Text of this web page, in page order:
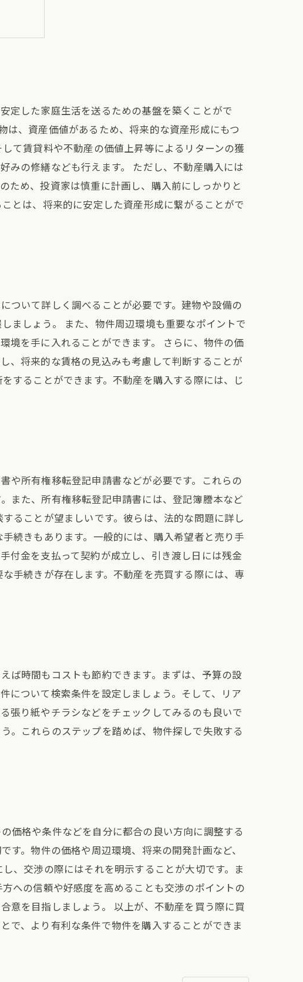
定した家庭生活を送るための基盤を築くことがで
は、資産価値があるため、将来的な資産形成にもつ
て賃貸料や不動産の価値上昇等によるリターンの獲
みの修繕なども行えます。 ただし、不動産購入には
ため、投資家は慎重に計画し、購入前にしっかりと
とは、将来的に安定した資産形成に繋がることがで
ついて詳しく調べることが必要です。建物や設備の
ましょう。 また、物件周辺環境も重要なポイントで
境を手に入れることができます。 さらに、物件の価
、将来的な賃格の見込みも考慮して判断することが
することができます。不動産を購入する際には、じ
や所有権移転登記申請書などが必要です。これらの
また、所有権移転登記申請書には、登記簿謄本など
ることが望ましいです。彼らは、法的な問題に詳し
続きもあります。一般的には、購入希望者と売り手
付金を支払って契約が成立し、引き渡し日には残金
手続きが存在します。不動産を売買する際には、専
ば時間もコストも節約できます。まずは、予算の設
について検索条件を設定しましょう。そして、リア
張り紙やチラシなどをチェックしてみるのも良いで
。これらのステップを踏めば、物件探しで失敗する
価格や条件などを自分に都合の良い方向に調整する
。物件の価格や周辺環境、将来の開発計画など、
、交渉の際にはそれを明示することが大切です。ま
への信頼や好感度を高めることも交渉のポイントの
意を目指しましょう。 以上が、不動産を買う際に買
で、より有利な条件で物件を購入することができま